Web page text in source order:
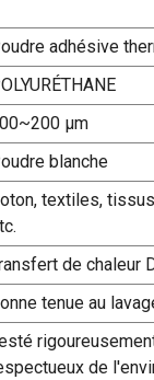
adhésive
µm
blanche
textiles,
de chaleur
tenue au
de